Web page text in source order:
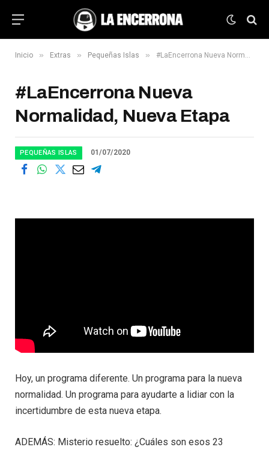
Inicio » Extras » Pequeñas Islas » #LaEncerrona Nueva Normalidad, Nueva Etapa
#LaEncerrona Nueva
Normalidad, Nueva Etapa
PEQUEÑAS ISLAS 01/07/2020
Hoy, un programa diferente. Un programa para la nueva
normalidad. Un programa para ayudarte a lidiar con la
incertidumbre de esta nueva etapa.
ADEMÁS: Misterio resuelto: ¿Cuáles son esos 23